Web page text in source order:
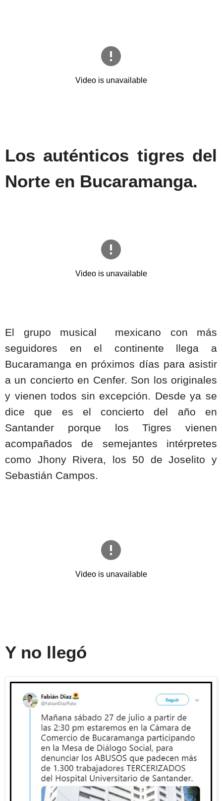
Los auténticos tigres del
Norte en Bucaramanga.
El grupo musical
mexicano con más
seguidores en el continente llega a
Bucaramanga en próximos días para asistir
a un concierto en Cenfer. Son los originales
y vienen todos sin excepción. Desde ya se
dice que es el concierto del año en
Santander porque los Tigres vienen
acompañados de semejantes intérpretes
como Jhony Rivera, los 50 de Joselito y
Sebastián Campos.
Y no llegó